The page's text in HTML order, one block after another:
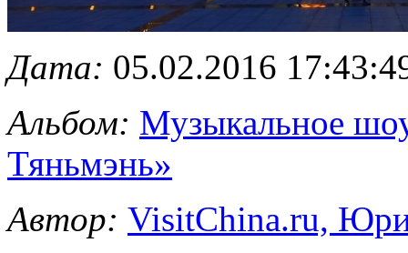
Дата: 05.02.2016
Альбом: Музыкальное
Тяньмэнь»
Автор: VisitChina.ru,